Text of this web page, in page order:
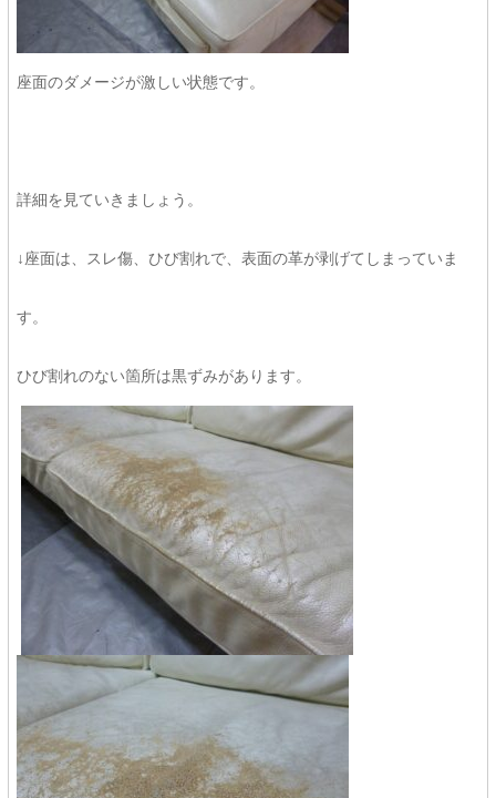
座面のダメージが激しい状態です。
詳細を見ていきましょう。
↓座面は、スレ傷、ひび割れで、表面の革が剥げてしまっていま
す。
ひび割れのない箇所は黒ずみがあります。